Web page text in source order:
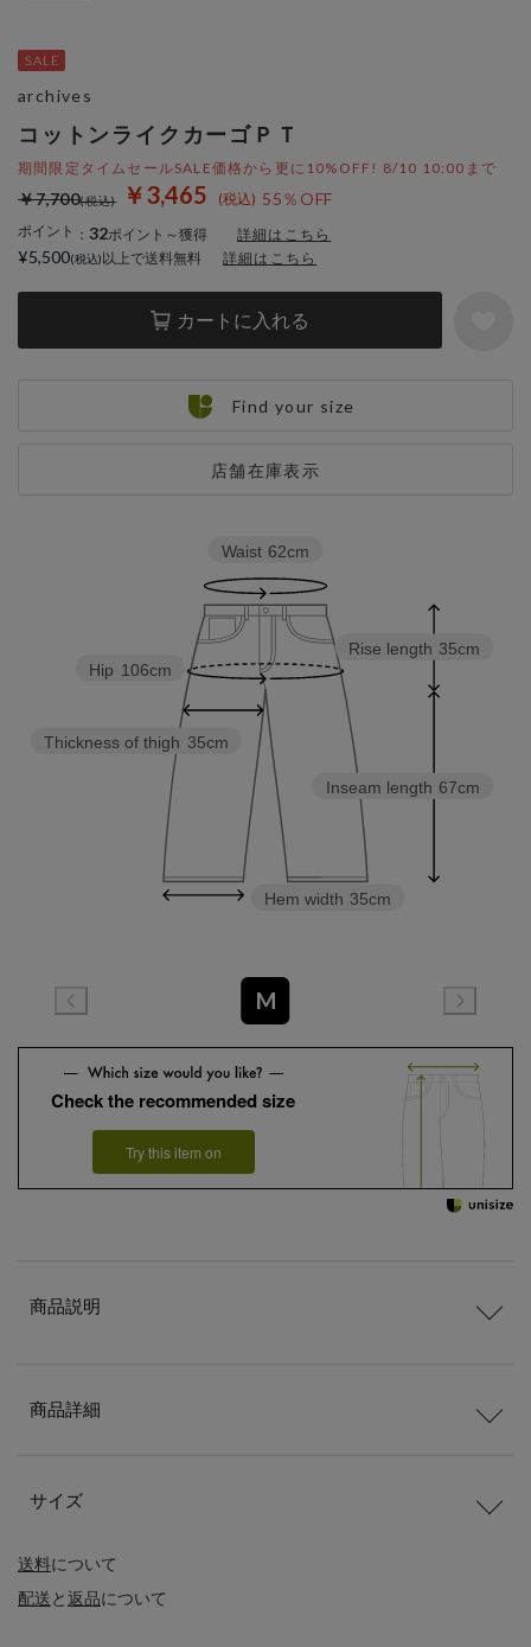
コットンライクカーゴＰＴ
期間限定タイムセールSALE価格から更に10%OFF! 8/10 10:00まで
￥3,465 55％OFF
￥7,700
ポイント ： 32ポイント～獲得 詳細はこちら
カートに入れる
店舗在庫表示
archives
¥5,500 以上で送料無料 詳細はこちら
Find your size
Inseam length 67cm
Rise length 35cm
Hem width 35cm
Thickness of thigh 35cm
Hip 106cm
Waist 62cm
M
Check the recommended size
Try this item on
送料について
配送と返品について
商品説明
商品詳細
サイズ